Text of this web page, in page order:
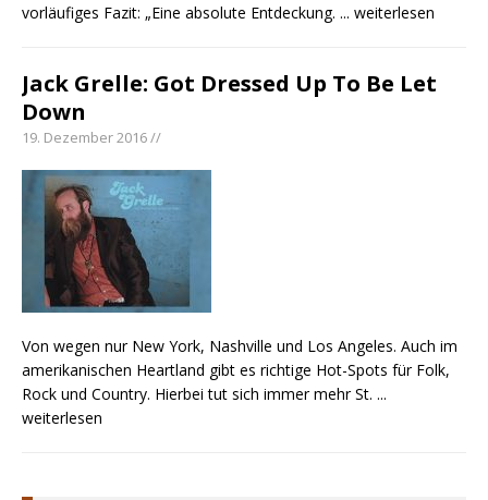
vorläufiges Fazit: „Eine absolute Entdeckung. ... weiterlesen
Jack Grelle: Got Dressed Up To Be Let
Down
19. Dezember 2016 //
Von wegen nur New York, Nashville und Los Angeles. Auch im
amerikanischen Heartland gibt es richtige Hot-Spots für Folk,
Rock und Country. Hierbei tut sich immer mehr St. ...
weiterlesen